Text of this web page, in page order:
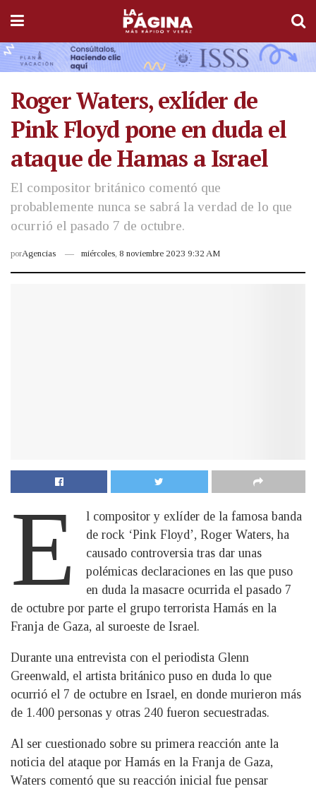
Roger Waters, exlíder de
Pink Floyd pone en duda el
ataque de Hamas a Israel
El compositor británico comentó que
probablemente nunca se sabrá la verdad de lo que
ocurrió el pasado 7 de octubre.
porAgencias miércoles, 8 noviembre 2023 9:32 AM
E
l compositor y exlíder de la famosa banda
de rock ‘Pink Floyd’, Roger Waters, ha
causado controversia tras dar unas
polémicas declaraciones en las que puso
en duda la masacre ocurrida el pasado 7
de octubre por parte el grupo terrorista Hamás en la
Franja de Gaza, al suroeste de Israel.
Durante una entrevista con el periodista Glenn
Greenwald, el artista británico puso en duda lo que
ocurrió el 7 de octubre en Israel, en donde murieron más
de 1.400 personas y otras 240 fueron secuestradas.
Al ser cuestionado sobre su primera reacción ante la
noticia del ataque por Hamás en la Franja de Gaza,
Waters comentó que su reacción inicial fue pensar